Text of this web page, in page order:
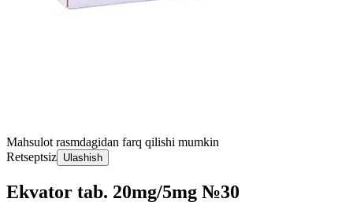
Mahsulot rasmdagidan farq qilishi mumkin
Retseptsiz Ulashish
Ekvator tab. 20mg/5mg №30